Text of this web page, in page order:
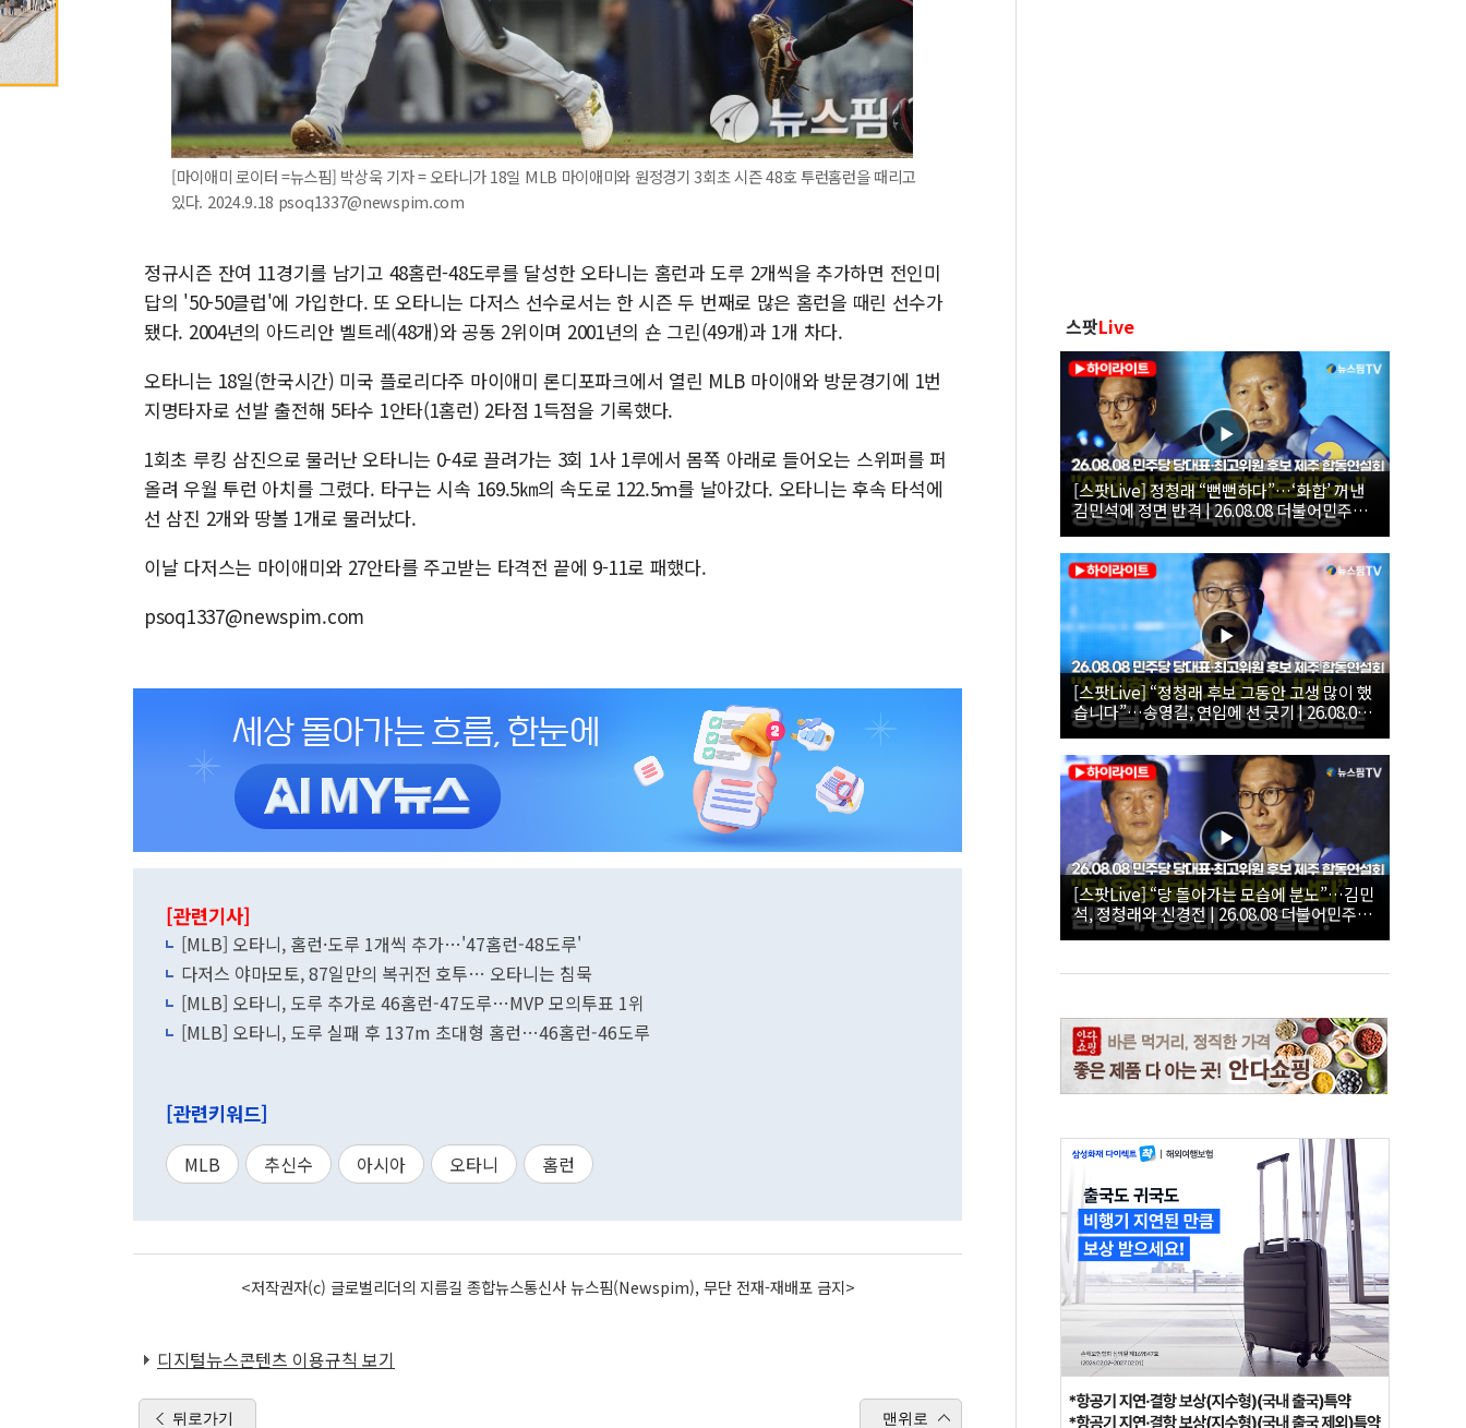
[마이애미 로이터 =뉴스핌] 박상욱 기자 = 오타니가 18일 MLB 마이애미와 원정경기 3회초 시즌 48호 투런홈런을 때리고
있다. 2024.9.18 psoq1337@newspim.com
정규시즌 잔여 11경기를 남기고 48홈런-48도루를 달성한 오타니는 홈런과 도루 2개씩을 추가하면 전인미
답의 '50-50클럽'에 가입한다. 또 오타니는 다저스 선수로서는 한 시즌 두 번째로 많은 홈런을 때린 선수가
됐다. 2004년의 아드리안 벨트레(48개)와 공동 2위이며 2001년의 숀 그린(49개)과 1개 차다.
오타니는 18일(한국시간) 미국 플로리다주 마이애미 론디포파크에서 열린 MLB 마이애와 방문경기에 1번
지명타자로 선발 출전해 5타수 1안타(1홈런) 2타점 1득점을 기록했다.
1회초 루킹 삼진으로 물러난 오타니는 0-4로 끌려가는 3회 1사 1루에서 몸쪽 아래로 들어오는 스위퍼를 퍼
올려 우월 투런 아치를 그렸다. 타구는 시속 169.5㎞의 속도로 122.5ｍ를 날아갔다. 오타니는 후속 타석에
선 삼진 2개와 땅볼 1개로 물러났다.
이날 다저스는 마이애미와 27안타를 주고받는 타격전 끝에 9-11로 패했다.
psoq1337@newspim.com
[관련기사]
[MLB] 오타니, 홈런·도루 1개씩 추가…'47홈런-48도루'
다저스 야마모토, 87일만의 복귀전 호투… 오타니는 침묵
[MLB] 오타니, 도루 추가로 46홈런-47도루…MVP 모의투표 1위
[MLB] 오타니, 도루 실패 후 137m 초대형 홈런…46홈런-46도루
[관련키워드]
MLB 추신수 아시아 오타니 홈런
<저작권자(c) 글로벌리더의 지름길 종합뉴스통신사 뉴스핌(Newspim), 무단 전재-재배포 금지>
디지털뉴스콘텐츠 이용규칙 보기
뒤로가기 맨위로
스팟Live
[스팟Live] 정청래 “뻔뻔하다”…‘화합’ 꺼낸
김민석에 정면 반격 | 26.08.08 더불어민주당
당대표·최고위원 후보 제주 합동연설회
[스팟Live] “정청래 후보 그동안 고생 많이 했
습니다”…송영길, 연임에 선 긋기 | 26.08.08
더불어민주당 당대표·최고위원 후보 제주 합
동연설회
[스팟Live] “당 돌아가는 모습에 분노”…김민
석, 정청래와 신경전 | 26.08.08 더불어민주당
당대표·최고위원 후보 제주 합동연설회